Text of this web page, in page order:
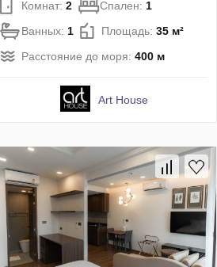
Комнат:2 Спален: 1
Ванных: 1 Площадь:35 м²
Расстояние до моря:400 м
Art House